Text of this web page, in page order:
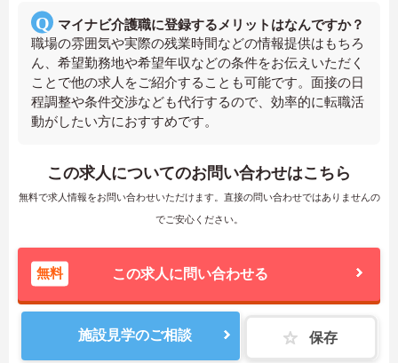
マイナビ介護職に登録するメリットはなんですか？
職場の雰囲気や実際の残業時間などの情報提供はもちろ
ん、希望勤務地や希望年収などの条件をお伝えいただく
ことで他の求人をご紹介することも可能です。面接の日
程調整や条件交渉なども代行するので、効率的に転職活
動がしたい方におすすめです。
この求人についてのお問い合わせはこちら
無料で求人情報をお問い合わせいただけます。直接の問い合わせではありませんの
でご安心ください。
無料 この求人に問い合わせる
施設見学のご相談 保存